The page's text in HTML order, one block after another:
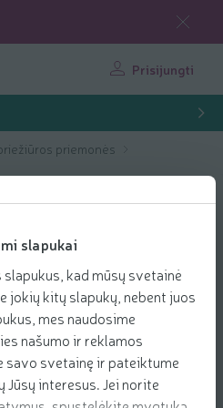
slapukai
kad mūsų svetainė
kitų slapukų, nebent juos
mes naudosime
našumo ir reklamos
savo svetainę ir pateiktume
interesus. Jei norite
Prisijungti
priemonės